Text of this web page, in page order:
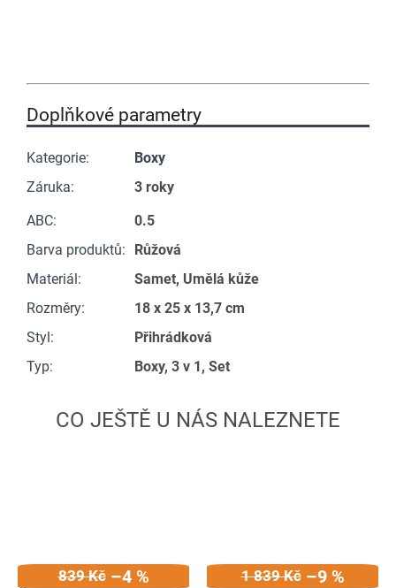
Doplňkové parametry
Kategorie:
Boxy
Záruka:
3 roky
ABC:
0.5
Barva produktů:
Růžová
Materiál:
Samet, Umělá kůže
Rozměry:
18 x 25 x 13,7 cm
Styl:
Přihrádková
Typ: Boxy, 3 v 1, Set
839 Kč –4 % 1 839 Kč –9 %